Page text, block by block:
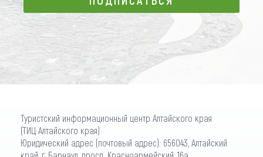
ПОДПИСАТЬСЯ
Туристский информационный центр Алтайского края
(ТИЦ Алтайского края)
Юридический адрес (почтовый адрес): 656043, Алтайский